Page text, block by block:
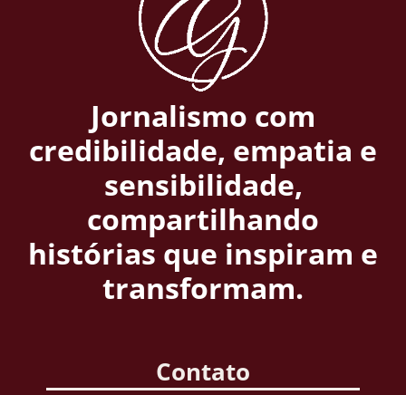
Jornalismo com
credibilidade, empatia e
sensibilidade,
compartilhando
histórias que inspiram e
transformam.
Contato